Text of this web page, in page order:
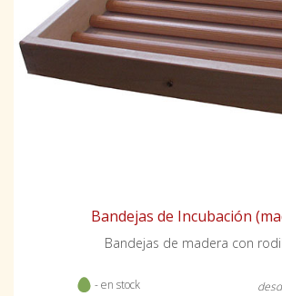
Bandejas de Incubación
Bandejas de madera con
- en stock